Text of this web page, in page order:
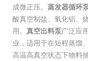
成微正压。 蒸发器循环
酸真空制盐、氧化铝、
用。 真空出料泵广泛应
业，适用于在短程蒸馏
高温高真空状态下物料